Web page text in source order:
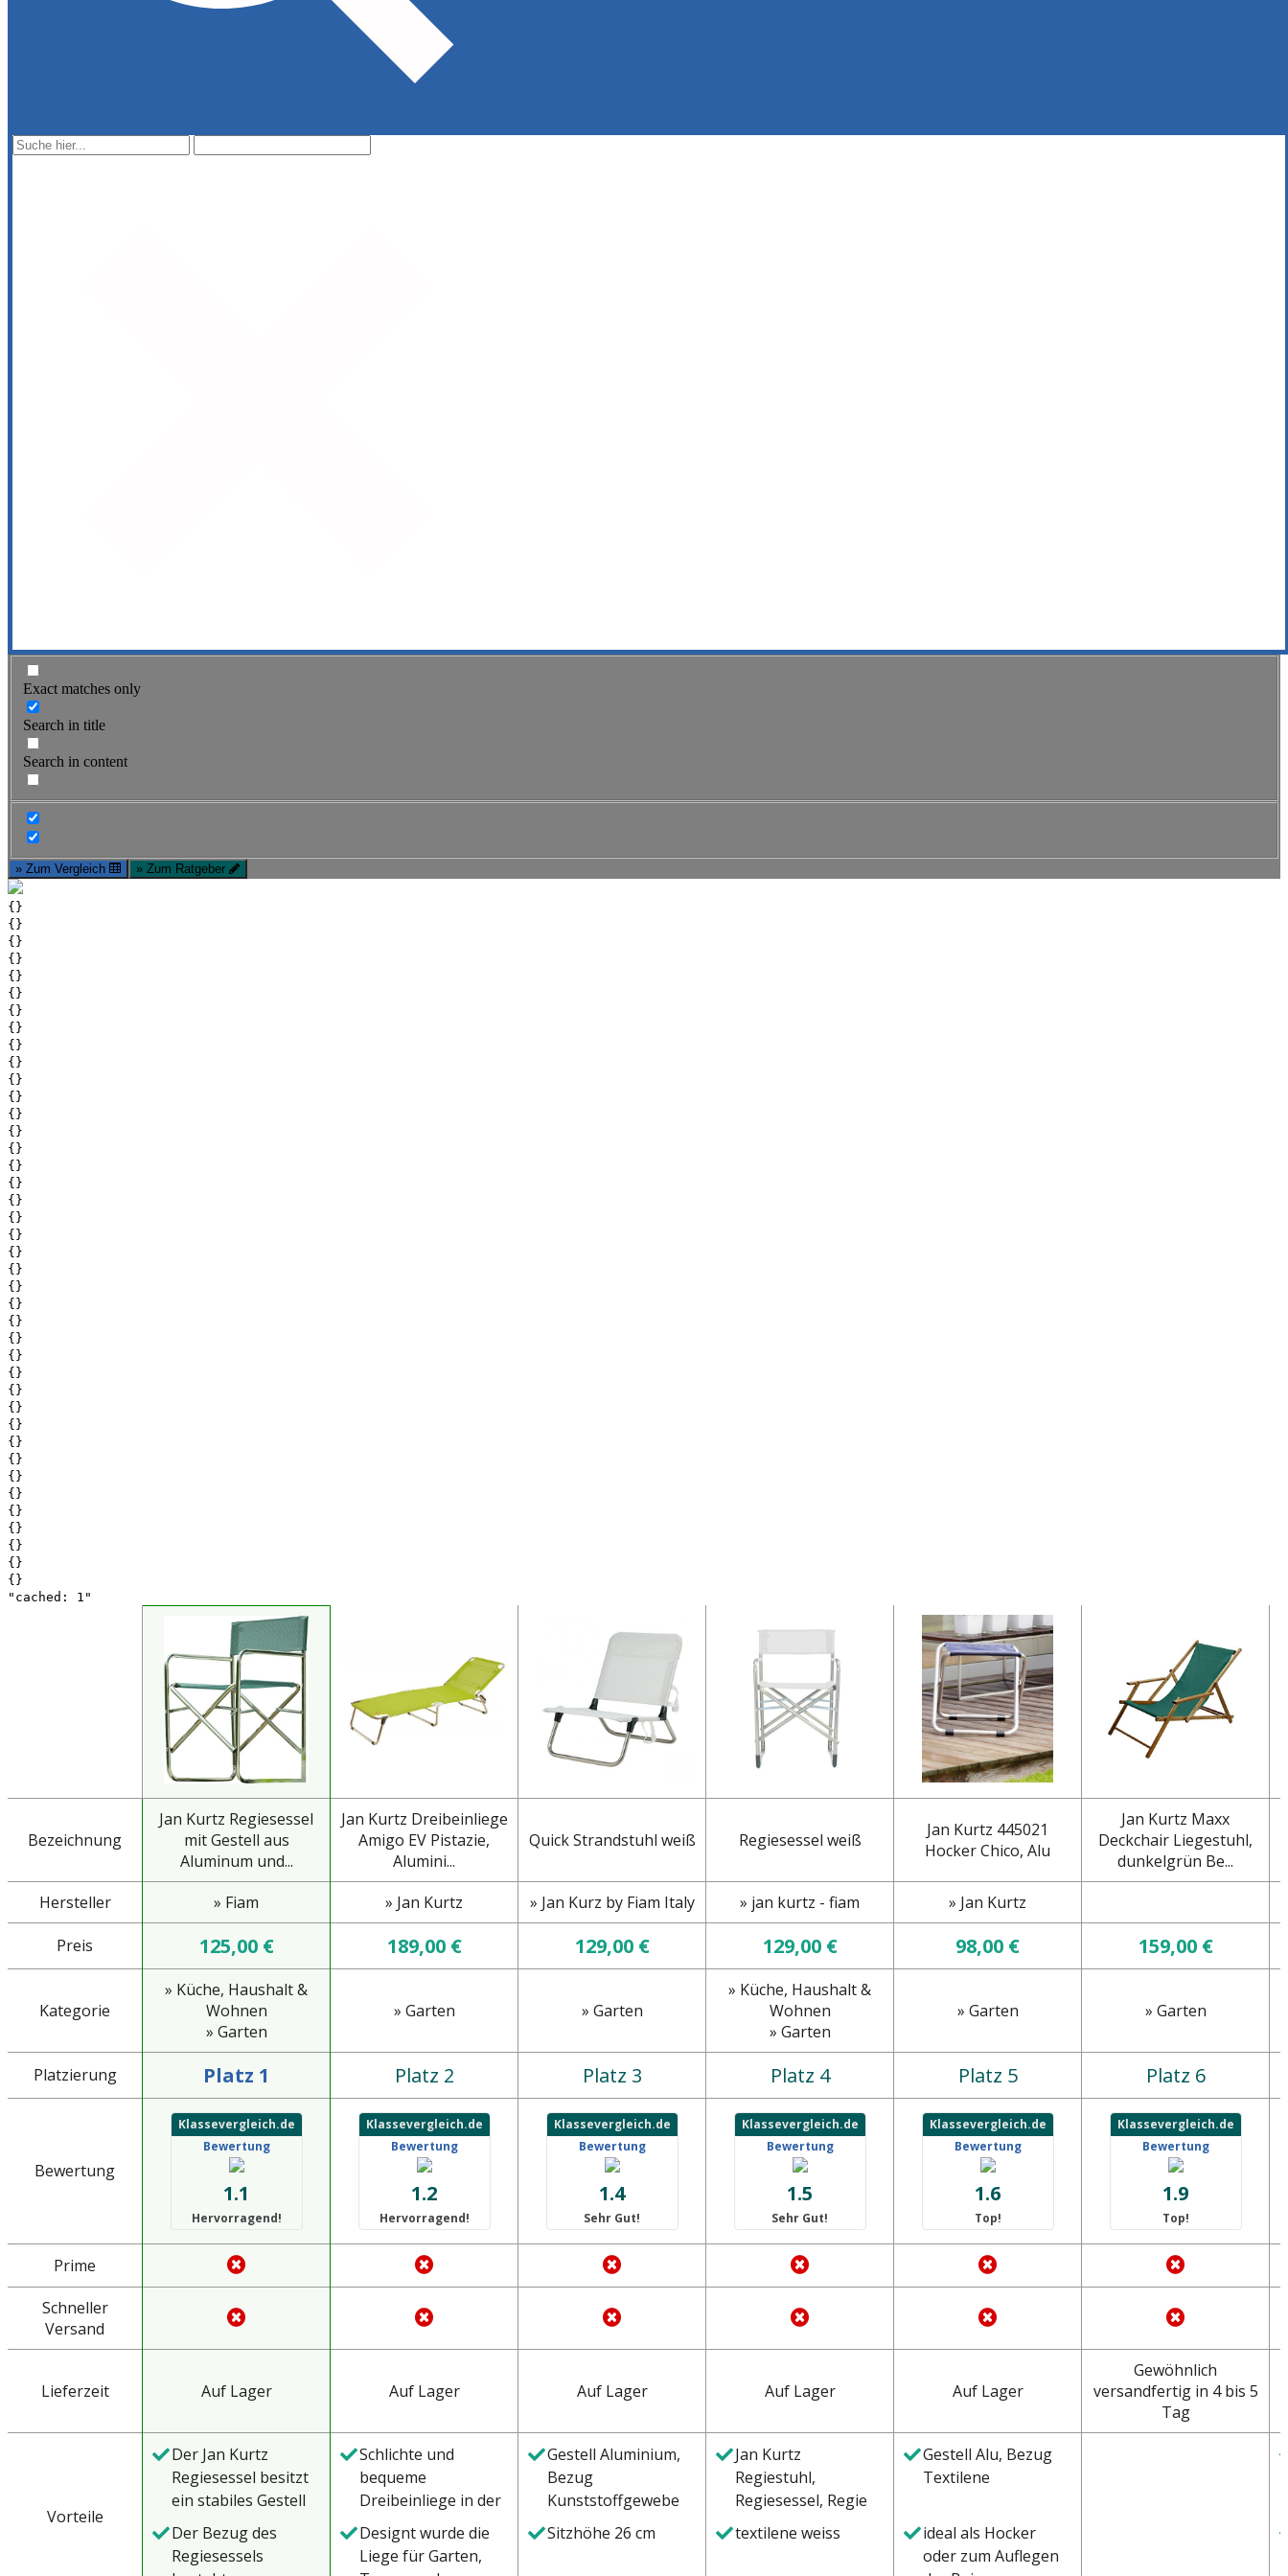
Exact matches only
Search in title
Search in content
» Zum Vergleich » Zum Ratgeber
{}
{}
{}
{}
{}
{}
{}
{}
{}
{}
{}
{}
{}
{}
{}
{}
{}
{}
{}
{}
{}
{}
{}
{}
{}
{}
{}
{}
{}
{}
{}
{}
{}
{}
{}
{}
{}
{}
{}
{}
"cached: 1"
Bezeichnung
Jan Kurtz Regiesessel
mit Gestell aus
Aluminum und...
Jan Kurtz Dreibeinliege
Amigo EV Pistazie,
Alumini...
Quick Strandstuhl weiß Regiesessel weiß
Jan Kurtz 445021
Hocker Chico, Alu
Jan Kurtz Maxx
Deckchair Liegestuhl,
dunkelgrün Be...
Hersteller
» Fiam » Jan Kurtz » Jan Kurz by Fiam Italy » jan kurtz - fiam » Jan Kurtz
Preis 125,00 € 189,00 € 129,00 € 129,00 € 98,00 € 159,00 €
Kategorie
» Küche, Haushalt &
Wohnen
» Garten
» Garten » Garten
» Küche, Haushalt &
Wohnen
» Garten
» Garten » Garten
Platzierung Platz 1 Platz 2 Platz 3 Platz 4 Platz 5 Platz 6
Bewertung
Klassevergleich.de
Bewertung
1.1
Hervorragend!
Klassevergleich.de
Bewertung
1.2
Hervorragend!
Klassevergleich.de
Bewertung
1.4
Sehr Gut!
Klassevergleich.de
Bewertung
1.5
Sehr Gut!
Klassevergleich.de
Bewertung
1.6
Top!
Klassevergleich.de
Bewertung
1.9
Top!
Prime
Schneller
Versand
Lieferzeit Auf Lager Auf Lager Auf Lager Auf Lager Auf Lager
Gewöhnlich
versandfertig in 4 bis 5
Tag
Vorteile
Der Jan Kurtz
Regiesessel besitzt
ein stabiles Gestell
aus leichtem und
robustem
Aluminium, das für
Der Bezug des
Regiesessels
Schlichte und
bequeme
Dreibeinliege in der
Farbe Pisatzie aus
dem Hause Jan
Kurtz
Designt wurde die
Liege für Garten,
Gestell Aluminium,
Bezug
Kunststoffgewebe
Sitzhöhe 26 cm
Jan Kurtz
Regiestuhl,
Regiesessel, Regie
Klappstuhl,
textilene weiss
Gestell Alu, Bezug
Textilene
ideal als Hocker
oder zum Auflegen